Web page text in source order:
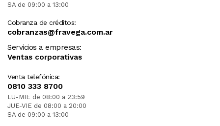
SA de 09:00 a 13:00
Cobranza de créditos:
cobranzas@fravega.com.ar
Servicios a empresas:
Ventas corporativas
Venta telefónica:
0810 333 8700
LU-MIE de 08:00 a 23:59
JUE-VIE de 08:00 a 20:00
SA de 09:00 a 13:00